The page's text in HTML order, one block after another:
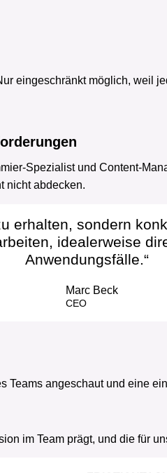
eingeschränkt möglich, weil
Spezialist und Content-
nicht abdecken.
erhalten, sondern
idealerweise
Anwendungsfälle.“
Marc Beck
CEO
Teams angeschaut und eine
im Team prägt, und die für